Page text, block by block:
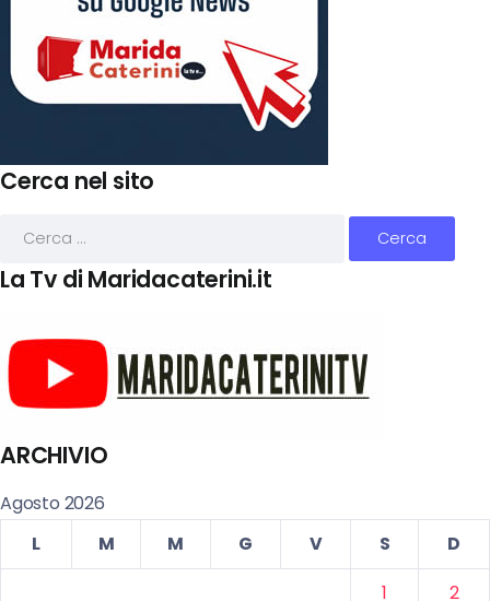
Cerca nel sito
La Tv di Maridacaterini.it
ARCHIVIO
Agosto 2026
L
M M G V S
D
1
2